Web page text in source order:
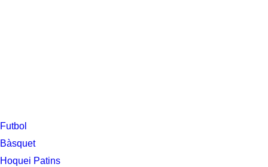
Futbol
Bàsquet
Hoquei Patins